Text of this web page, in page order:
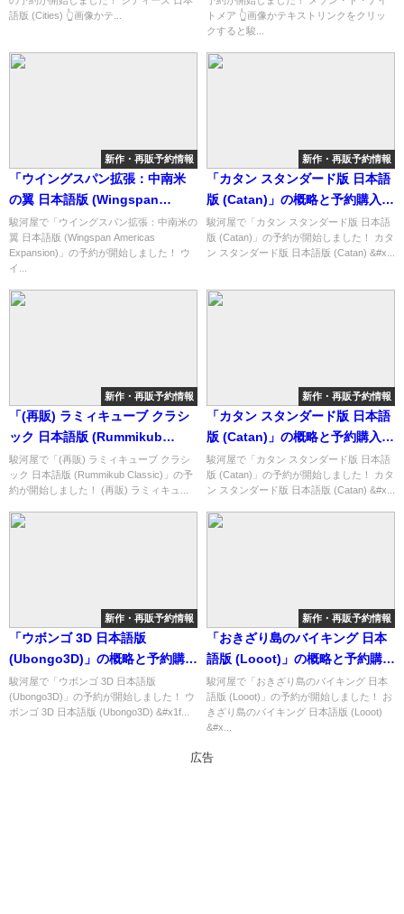
語版 (Cities) 👆画像かテ...
トメア 👆画像かテキストリンクをクリッ
クすると駿...
新作・再販予約情報
「ウイングスパン拡張：中南米
の翼 日本語版 (Wingspan
Americas Expansion)」の概略
と予約購入可能なショップ紹
介！
駿河屋で「ウイングスパン拡張：中南米の
翼 日本語版 (Wingspan Americas
Expansion)」の予約が開始しました！ ウ
イ...
新作・再販予約情報
「カタン スタンダード版 日本語
版 (Catan)」の概略と予約購入可
能なショップ紹介！
駿河屋で「カタン スタンダード版 日本語
版 (Catan)」の予約が開始しました！ カタ
ン スタンダード版 日本語版 (Catan) &#x...
新作・再販予約情報
「(再販) ラミィキューブ クラシ
ック 日本語版 (Rummikub
Classic)」の概略と予約購入可能
なショップ紹介！
駿河屋で「(再販) ラミィキューブ クラシ
ック 日本語版 (Rummikub Classic)」の予
約が開始しました！ (再販) ラミィキュ...
新作・再販予約情報
「カタン スタンダード版 日本語
版 (Catan)」の概略と予約購入可
能なショップ紹介！
駿河屋で「カタン スタンダード版 日本語
版 (Catan)」の予約が開始しました！ カタ
ン スタンダード版 日本語版 (Catan) &#x...
新作・再販予約情報
「ウボンゴ 3D 日本語版
(Ubongo3D)」の概略と予約購入
可能なショップ紹介！
駿河屋で「ウボンゴ 3D 日本語版
(Ubongo3D)」の予約が開始しました！ ウ
ボンゴ 3D 日本語版 (Ubongo3D) &#x1f...
新作・再販予約情報
「おきざり島のバイキング 日本
語版 (Looot)」の概略と予約購入
可能なショップ紹介！
駿河屋で「おきざり島のバイキング 日本
語版 (Looot)」の予約が開始しました！ お
きざり島のバイキング 日本語版 (Looot)
&#x...
広告